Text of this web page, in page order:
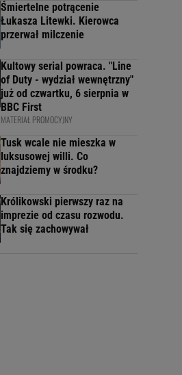
Śmiertelne potrącenie
Łukasza Litewki. Kierowca
przerwał milczenie
Kultowy serial powraca. "Line
of Duty - wydział wewnętrzny"
już od czwartku, 6 sierpnia w
BBC First
MATERIAŁ PROMOCYJNY
Tusk wcale nie mieszka w
luksusowej willi. Co
znajdziemy w środku?
Królikowski pierwszy raz na
imprezie od czasu rozwodu.
Tak się zachowywał